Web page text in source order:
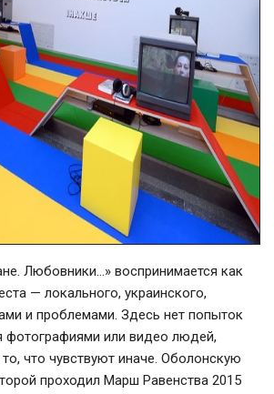
Любовники…» воспринимается как
— локального, украинского,
и проблемами. Здесь нет попыток
фотографиями или видео людей,
что чувствуют иначе. Оболонскую
проходил Марш Равенства 2015